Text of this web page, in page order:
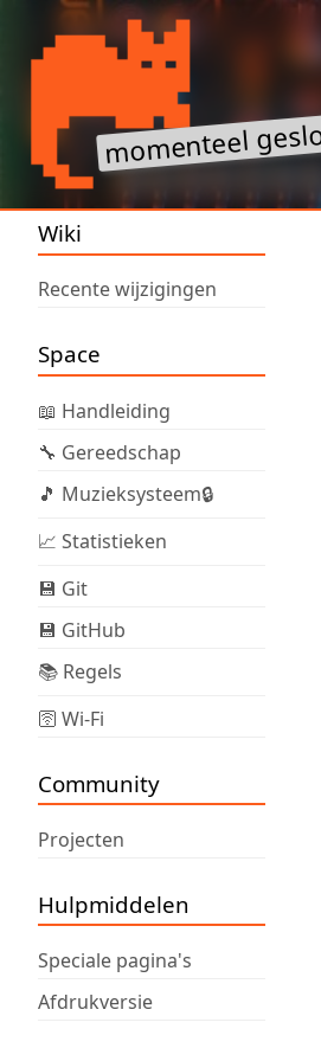
Wiki
Recente wijzigingen
Space
📖 Handleiding
🔧 Gereedschap
🎵 Muzieksysteem🔒
📈 Statistieken
💾 Git
💾 GitHub
📚 Regels
🛜 Wi-Fi
Community
Projecten
Hulpmiddelen
Speciale pagina's
Afdrukversie